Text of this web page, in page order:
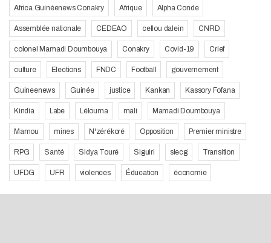
Africa Guinéenews Conakry Afrique Alpha Conde
Assemblée nationale CEDEAO cellou dalein CNRD
colonel Mamadi Doumbouya Conakry Covid-19 Crief
culture Elections FNDC Football gouvernement
Guineenews Guinée justice Kankan Kassory Fofana
Kindia Labe Lélouma mali Mamadi Doumbouya
Mamou mines N'zérékoré Opposition Premier ministre
RPG Santé Sidya Touré Siguiri slecg Transition
UFDG UFR violences Éducation économie